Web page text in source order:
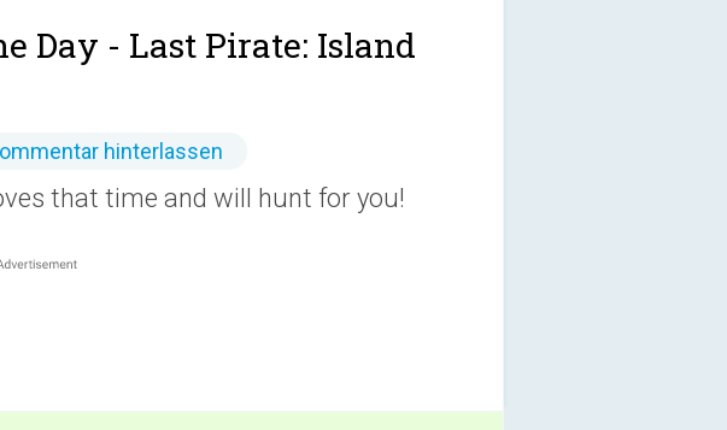
Day - Last Pirate: Island
hinterlassen
that time and will hunt for you!